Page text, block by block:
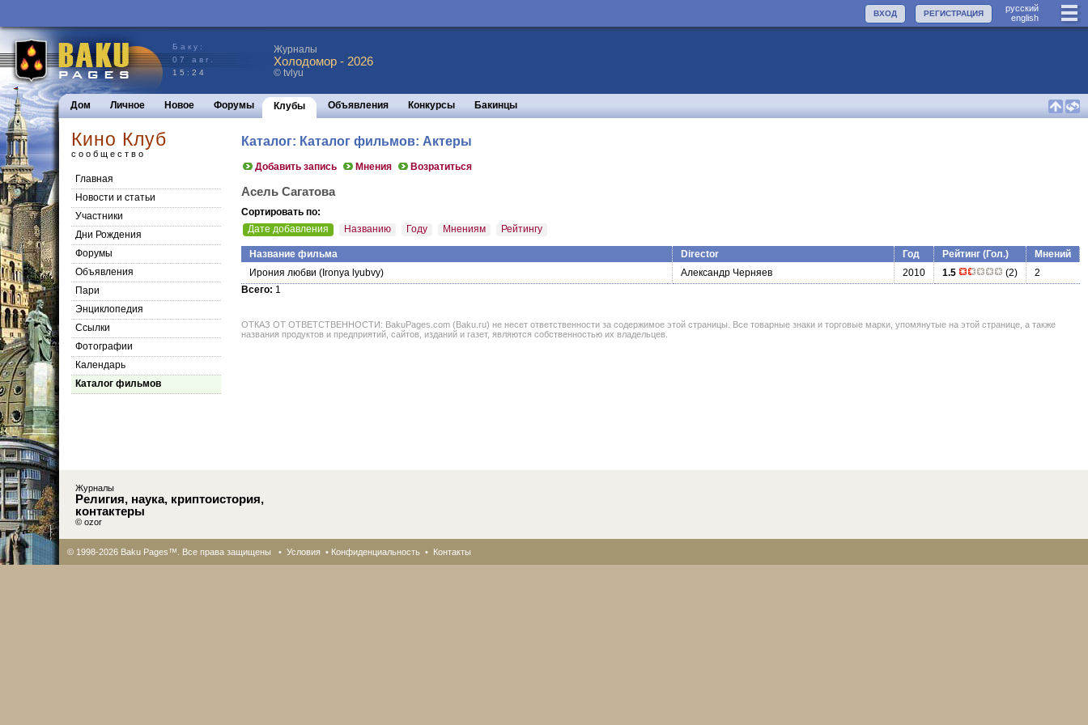
руccкий
english
РЕГИСТРАЦИЯ
ВХОД
Баку:
07 авг.
15:24
Журналы
Холодомор - 2026
© tvlyu
Дом Личное Новое Форумы Клубы Объявления Конкурсы Бакинцы
Кино Клуб
сообщество
Главная
Новости и статьи
Участники
Дни Рождения
Форумы
Объявления
Пари
Энциклопедия
Cсылки
Фотографии
Календарь
Каталог фильмов
Каталог: Каталог фильмов: Актеры
Добавить запись Мнения Возратиться
Асель Сагатова
Сортировать по:
Дате добавления
Названию Году Мнениям Рейтингу
Название фильма Director Год Рейтинг (Гол.)
Мнений
Ирония любви (Ironya lyubvy) Александр Черняев 2010 1.5 (2)
2
Всего: 1
ОТКАЗ ОТ ОТВЕТСТВЕННОСТИ: BakuPages.com (Baku.ru) не несет ответственности за содержимое этой страницы. Все товарные знаки и торговые марки, упомянутые на этой странице, а также
названия продуктов и предприятий, сайтов, изданий и газет, являются собственностью их владельцев.
Журналы
Религия, наука, криптоистория,
контактеры
© ozor
© 1998-2026 Baku Pages™. Все права защищены • Условия • Конфиденциальность • Контакты